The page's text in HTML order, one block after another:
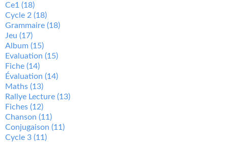
Ce1 (18)
Cycle 2 (18)
Grammaire (18)
Jeu (17)
Album (15)
Evaluation (15)
Fiche (14)
Évaluation (14)
Maths (13)
Rallye Lecture (13)
Fiches (12)
Chanson (11)
Conjugaison (11)
Cycle 3 (11)